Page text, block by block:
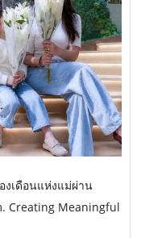
งเดือนแห่งแม่ผ่าน
Creating Meaningful